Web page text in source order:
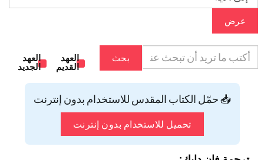
عرض
بحث
العهد
القديم
العهد
الجديد
📥 حمّل الكتاب المقدس للاستخدام بدون إنترنت
تحميل للاستخدام بدون إنترنت